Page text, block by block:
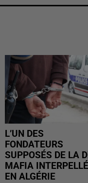
L’UN DES
FONDATEURS
SUPPOSÉS DE LA
MAFIA INTERPELLÉ
EN ALGÉRIE